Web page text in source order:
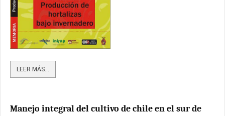
LEER MÁS...
Manejo integral del cultivo de chile en el sur de